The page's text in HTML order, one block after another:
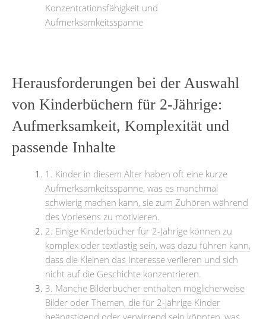
Konzentrationsfähigkeit und
Aufmerksamkeitsspanne
Herausforderungen bei der Auswahl
von Kinderbüchern für 2-Jährige:
Aufmerksamkeit, Komplexität und
passende Inhalte
1. Kinder in diesem Alter haben oft eine kurze
Aufmerksamkeitsspanne, was es manchmal
schwierig machen kann, sie zum Zuhören während
des Vorlesens zu motivieren.
2. Einige Kinderbücher für 2-Jährige können zu
komplex oder textlastig sein, was dazu führen kann,
dass die Kleinen das Interesse verlieren und sich
nicht auf die Geschichte konzentrieren.
3. Manche Bilderbücher enthalten möglicherweise
Bilder oder Themen, die für 2-jährige Kinder
beängstigend oder verwirrend sein könnten, was